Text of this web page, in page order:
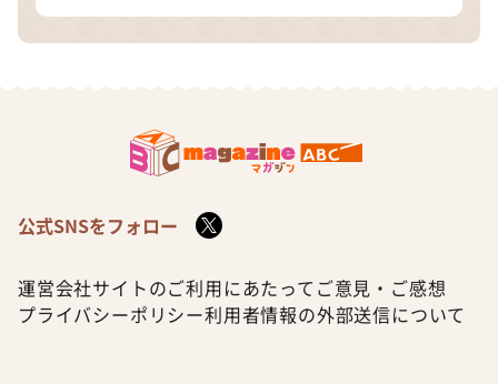
公式SNSをフォロー
運営会社サイトのご利用にあたって ご意見・ご感想
プライバシーポリシー利用者情報の外部送信について